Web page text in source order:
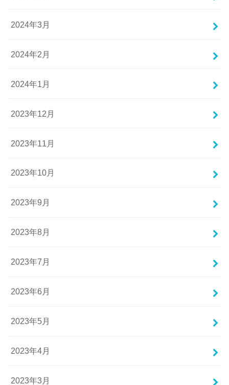
2024年3月
2024年2月
2024年1月
2023年12月
2023年11月
2023年10月
2023年9月
2023年8月
2023年7月
2023年6月
2023年5月
2023年4月
2023年3月